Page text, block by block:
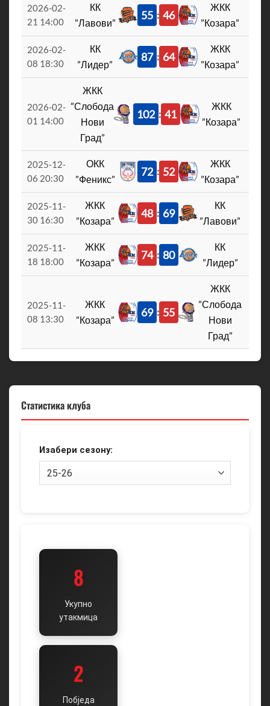
2026-02-
21 14:00
КК
”Лавови”
55 : 46
ЖКК
”Козара”
2026-02-
08 18:30
КК
”Лидер”
87 : 64
ЖКК
”Козара”
2026-02-
01 14:00
ЖКК
”Слобода
Нови
Град”
102 : 41
ЖКК
”Козара”
2025-12-
06 20:30
ОКК
”Феникс”
72 : 52
ЖКК
”Козара”
2025-11-
30 16:30
ЖКК
”Козара”
48 : 69
КК
”Лавови”
2025-11-
18 18:00
ЖКК
”Козара”
74 : 80
КК
”Лидер”
2025-11-
08 13:30
ЖКК
”Козара”
69 : 55
ЖКК
”Слобода
Нови
Град”
Статистика клуба
Изабери сезону:
8
Укупно
утакмица
2
Побједа